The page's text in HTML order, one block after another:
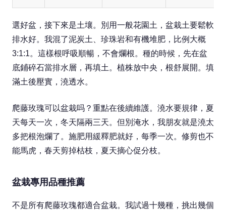
選好盆，接下來是土壤。別用一般花園土，盆栽土要鬆軟
排水好。我混了泥炭土、珍珠岩和有機堆肥，比例大概
3:1:1。這樣根呼吸順暢，不會爛根。種的時候，先在盆
底鋪碎石當排水層，再填土。植株放中央，根舒展開。填
滿土後壓實，澆透水。
爬藤玫瑰可以盆栽吗？重點在後續維護。澆水要規律，夏
天每天一次，冬天隔兩三天。但別淹水，我朋友就是澆太
多把根泡爛了。施肥用緩釋肥就好，每季一次。修剪也不
能馬虎，春天剪掉枯枝，夏天摘心促分枝。
盆栽專用品種推薦
不是所有爬藤玫瑰都適合盆栽。我試過十幾種，挑出幾個